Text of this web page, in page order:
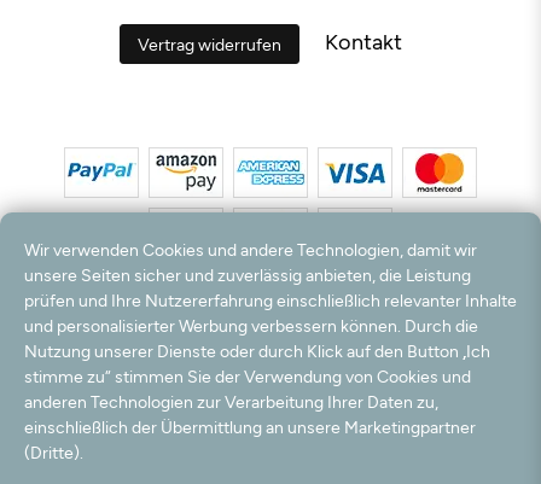
Vertrag widerrufen Kontakt
*Alle Preise inkl. MwSt. und zzgl. Versandkosten. **Kostenloser Versand und Rückversand
nur innerhalb Deutschlands und Österreichs.
Hinweis:Wir nutzen Ihre E-Mail Adresse für werbliche Zwecke, die jederzeit widerrufen
werden können. Ihre Daten werden nicht an Dritte weitergegeben.
© 2003 - 2026 Teppichversand24 GmbH / Alle Rechte vorbehalten. powered by
createyourtemplate
Wir verwenden Cookies und andere Technologien, damit wir
unsere Seiten sicher und zuverlässig anbieten, die Leistung
prüfen und Ihre Nutzererfahrung einschließlich relevanter Inhalte
und personalisierter Werbung verbessern können. Durch die
Nutzung unserer Dienste oder durch Klick auf den Button „Ich
stimme zu“ stimmen Sie der Verwendung von Cookies und
anderen Technologien zur Verarbeitung Ihrer Daten zu,
einschließlich der Übermittlung an unsere Marketingpartner
(Dritte).